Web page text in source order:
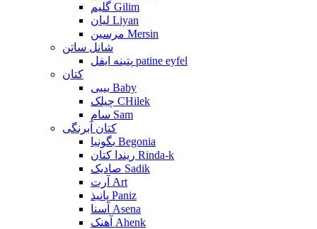
گلیم Gilim
لیان Liyan
مرسین Mersin
شانل ساتن
پتینه ایفل patine eyfel
کتان
بیبی Baby
چیلک CHilek
سام Sam
کتان آبرنگی
بگونیا Begonia
ریندا کتان Rinda-k
صادیک Sadik
آرت Art
پانیذ Paniz
آسنا Asena
آهنک Ahenk